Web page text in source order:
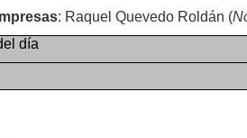
: Raquel Quevedo Roldán (
día